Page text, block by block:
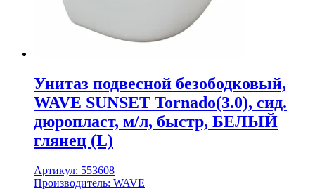
Унитаз подвесной безободковый,
WAVE SUNSET Tornado(3.0), сид.
дюропласт, м/л, быстр, БЕЛЫЙ
глянец (L)
Артикул: 553608
Производитель: WAVE